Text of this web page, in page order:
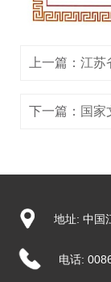
上一篇：江苏
下一篇： 国家
地址: 中国
电话: